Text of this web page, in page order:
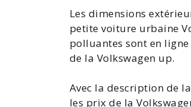
Les dimensions
petite voiture urbaine
polluantes sont en
de la Volkswagen up.
Avec la description de
les prix de la